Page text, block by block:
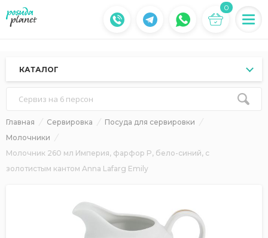
0
КАТАЛОГ
Сервиз на 6 персон
Главная Сервировка
Посуда для сервировки
Молочники
Молочник 260 мл Империя, фарфор P, бело-синий, с
золотистым кантом Anna Lafarg Emily